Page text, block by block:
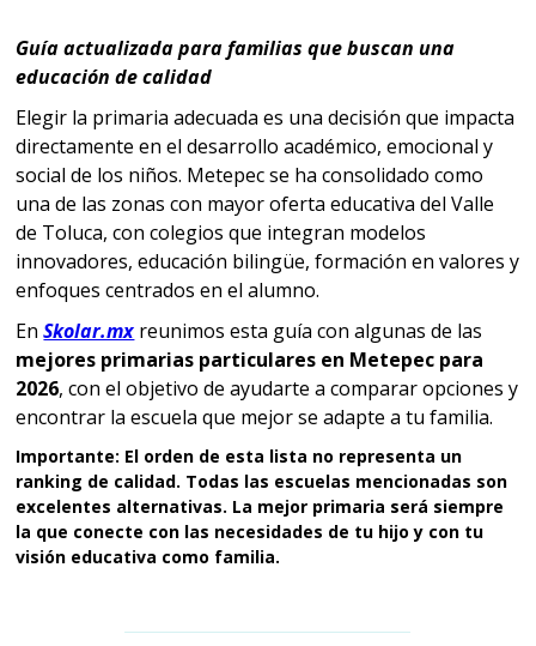
Guía actualizada para familias que buscan una
educación de calidad
Elegir la primaria adecuada es una decisión que impacta
directamente en el desarrollo académico, emocional y
social de los niños. Metepec se ha consolidado como
una de las zonas con mayor oferta educativa del Valle
de Toluca, con colegios que integran modelos
innovadores, educación bilingüe, formación en valores y
enfoques centrados en el alumno.
EnSkolar.mx reunimos esta guía con algunas de las
mejores primarias particulares en Metepec para
2026, con el objetivo de ayudarte a comparar opciones y
encontrar la escuela que mejor se adapte a tu familia.
Importante: El orden de esta lista no representa un
ranking de calidad. Todas las escuelas mencionadas son
excelentes alternativas. La mejor primaria será siempre
la que conecte con las necesidades de tu hijo y con tu
visión educativa como familia.